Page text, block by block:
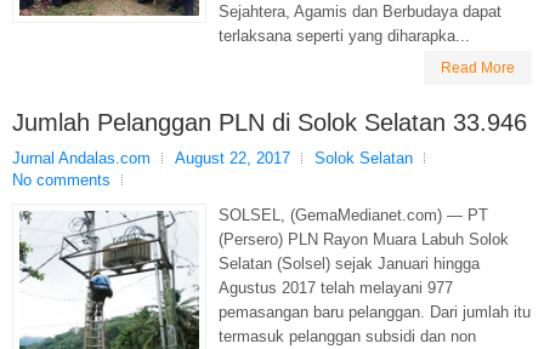
Sejahtera, Agamis dan Berbudaya dapat
terlaksana seperti yang diharapka...
Read More
Jumlah Pelanggan PLN di Solok Selatan 33.946
Jurnal Andalas.com August 22, 2017
Solok Selatan
No comments
SOLSEL, (GemaMedianet.com) — PT
(Persero) PLN Rayon Muara Labuh Solok
Selatan (Solsel) sejak Januari hingga
Agustus 2017 telah melayani 977
pemasangan baru pelanggan. Dari jumlah itu
termasuk pelanggan subsidi dan non